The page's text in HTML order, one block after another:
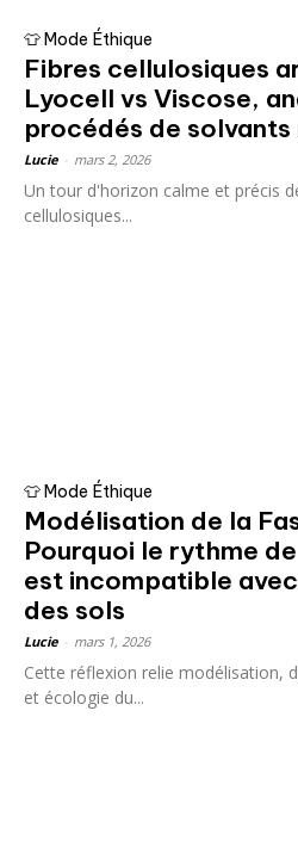
👕 Mode Éthique
Fibres cellulosiques
Lyocell vs Viscose,
procédés de solvants
Lucie mars 2, 2026
Un tour d'horizon calme et précis
cellulosiques...
👕 Mode Éthique
Modélisation de la
Pourquoi le rythme
est incompatible
des sols
Lucie mars 1, 2026
Cette réflexion relie modélisation,
et écologie du...